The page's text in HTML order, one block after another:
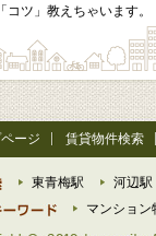
「コツ」教えちゃいます。
ページ 賃貸物件検索
東青梅駅 河辺駅
マンション